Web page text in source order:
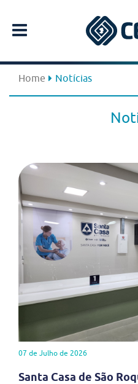
Home Notícias
07 de Julho de 2026
Santa Casa de São